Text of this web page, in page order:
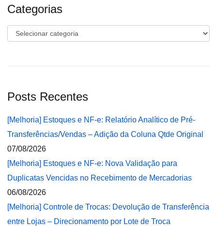
Categorias
Categorias
Posts Recentes
[Melhoria] Estoques e NF-e: Relatório Analítico de Pré-
Transferências/Vendas – Adição da Coluna Qtde Original
07/08/2026
[Melhoria] Estoques e NF-e: Nova Validação para
Duplicatas Vencidas no Recebimento de Mercadorias
06/08/2026
[Melhoria] Controle de Trocas: Devolução de Transferência
entre Lojas – Direcionamento por Lote de Troca